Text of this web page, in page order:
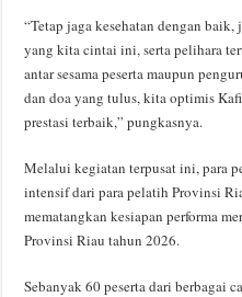
“Tetap jaga kesehatan dengan
yang kita cintai ini, serta pelihara
antar sesama peserta maupun
dan doa yang tulus, kita optimis
prestasi terbaik,” pungkasnya.
Melalui kegiatan terpusat ini, para
intensif dari para pelatih Provinsi
mematangkan kesiapan performa
Provinsi Riau tahun 2026.
Sebanyak 60 peserta dari berbagai